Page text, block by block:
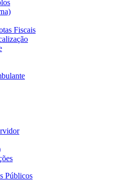
Fiscais
Públicos